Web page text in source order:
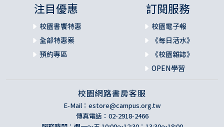
注目優惠
校園書饗特惠
全部特惠案
預約專區
訂閱服務
校園電子報
《每日活水》
《校園雜誌》
OPEN學習
校園網路書房客服
E-Mail： estore@campus.org.tw
傳真電話：02-2918-2466